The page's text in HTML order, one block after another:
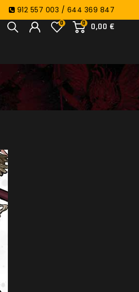
912 557 003 / 644 369 847
0
0,00 €
0